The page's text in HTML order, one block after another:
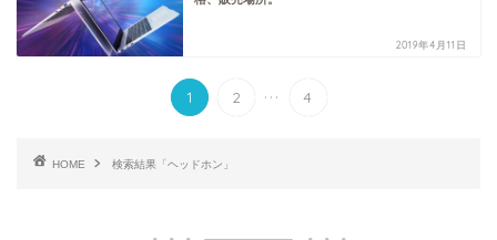
2019年4月11日
1 2 ... 4
HOME 検索結果「ヘッドホン」